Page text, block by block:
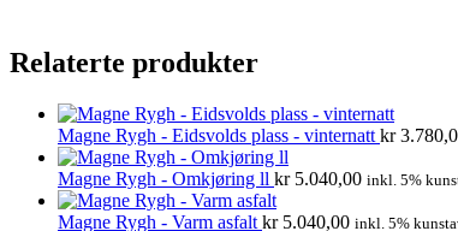
Relaterte produkter
Magne Rygh - Eidsvolds plass - vinternatt kr
Magne Rygh - Omkjøring ll kr5.040,00 inkl. 5%
Magne Rygh - Varm asfalt kr5.040,00 inkl. 5%